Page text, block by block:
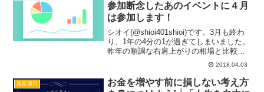
参加断念したあのイベントに４月
は参加します！
シオイ(@shioi401shioi)です。3月も終わ
り、1年の4分の1が過ぎてしまいました。
昨年の順調な右肩上がりの相場と比較し
て2018年はブレーキがかかり、相場の変
動に一喜一憂している方も多いのではな
いでしょうか？そんな一喜一憂したか...
2018.04.03
資産運用
お金を増やす前に損しない考え方